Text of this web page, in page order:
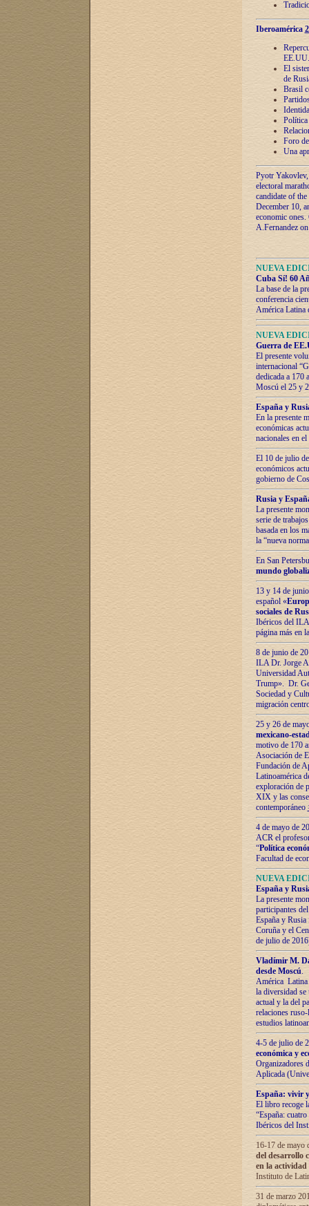
Iberoamérica
EE.UU.
El
de
Brasil
Política
Foro
Una
Pyotr
electoral
candidate of
December 10,
economic
A.Fernandez
NUEVA
Cuba Sí! 60
La base de la
conferencia
América Latina
NUEVA
Guerra de
El presente
internacional
dedicada a 170
Moscú el 25 y
España y
En la presente
económicas
nacionales en
El 10 de julio
económicos
gobierno de
Rusia y
La presente
serie de
basada en los
la “nueva
En San
mundo
13 y 14 de
español «
sociales de
Ibéricos del ILA
página más en
8 de junio de
ILA Dr. Jorge
Universidad
Trump». Dr.
Sociedad y
migración
25 y 26 de
mexicano-
motivo de 170
Asociación de
Fundación de
Latinoamérica
exploración de
XIX y las
contemporáneo
4 de mayo de
ACR el
“Política
Facultad de
NUEVA
España y
La presente
participantes
España y
Coruña y el
de julio de
Vladímir М.
desde Moscú.
América Latina
la diversidad
actual у lа del
relaciones
estudios
4-5 de julio de
económica y
Organizadores
Aplicada
España: vivir
El libro recoge
“España:
Ibéricos del
16-17 de mayo
del desarrollo
en la
Instituto de
31 de marzo